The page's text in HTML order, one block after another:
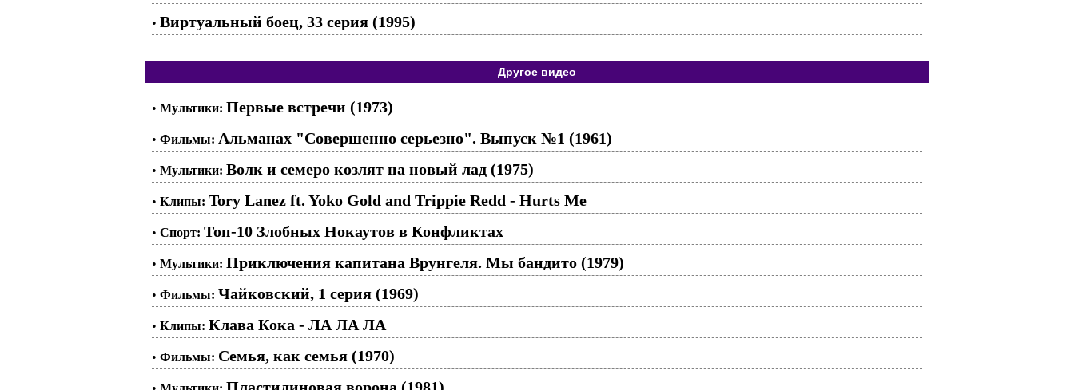
• Виртуальный боец, 33 серия (1995)
Другое видео
• Мультики: Первые встречи (1973)
• Фильмы: Альманах "Совершенно серьезно". Выпуск №1 (1961)
• Мультики: Волк и семеро козлят на новый лад (1975)
• Клипы: Tory Lanez ft. Yoko Gold and Trippie Redd - Hurts Me
• Спорт: Топ-10 Злобных Нокаутов в Конфликтах
• Мультики: Приключения капитана Врунгеля. Мы бандито (1979)
• Фильмы: Чайковский, 1 серия (1969)
• Клипы: Клава Кока - ЛА ЛА ЛА
• Фильмы: Семья, как семья (1970)